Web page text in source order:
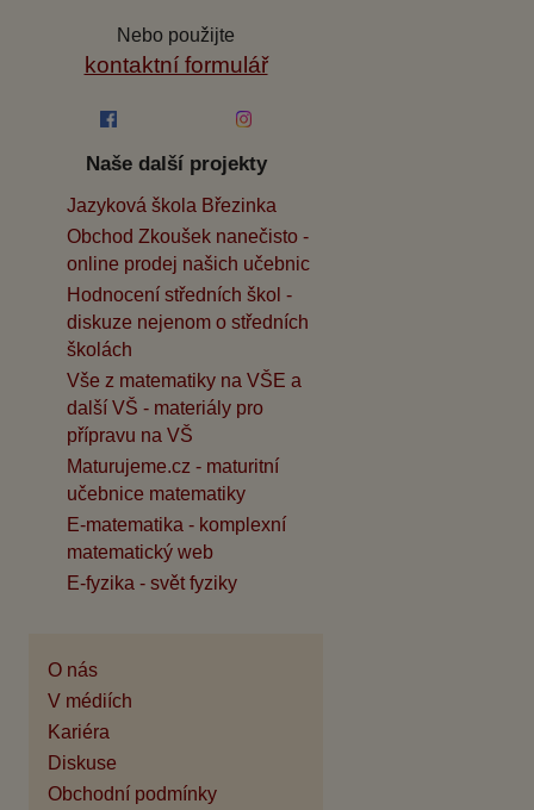
Nebo použijte
kontaktní formulář
Naše další projekty
Jazyková škola Březinka
Obchod Zkoušek nanečisto -
online prodej našich učebnic
Hodnocení středních škol -
diskuze nejenom o středních
školách
Vše z matematiky na VŠE a
další VŠ - materiály pro
přípravu na VŠ
Maturujeme.cz - maturitní
učebnice matematiky
E-matematika - komplexní
matematický web
E-fyzika - svět fyziky
O nás
V médiích
Kariéra
Diskuse
Obchodní podmínky